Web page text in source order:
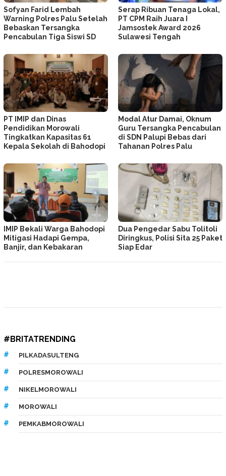
Sofyan Farid Lembah
Warning Polres Palu Setelah
Bebaskan Tersangka
Pencabulan Tiga Siswi SD
Serap Ribuan Tenaga Lokal,
PT CPM Raih Juara I
Jamsostek Award 2026
Sulawesi Tengah
PT IMIP dan Dinas
Pendidikan Morowali
Tingkatkan Kapasitas 61
Kepala Sekolah di Bahodopi
Modal Atur Damai, Oknum
Guru Tersangka Pencabulan
di SDN Palupi Bebas dari
Tahanan Polres Palu
IMIP Bekali Warga Bahodopi
Mitigasi Hadapi Gempa,
Banjir, dan Kebakaran
Dua Pengedar Sabu Tolitoli
Diringkus, Polisi Sita 25 Paket
Siap Edar
#BRITATRENDING
PILKADASULTENG
POLRESMOROWALI
NIKELMOROWALI
MOROWALI
PEMKABMOROWALI